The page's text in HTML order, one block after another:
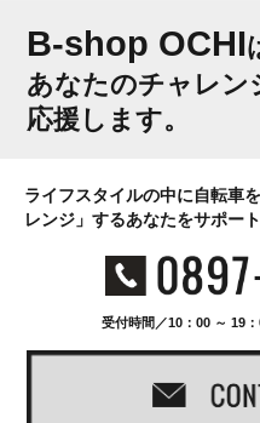
B-shop OCHI
あなたのチャレン
応援します。
ライフスタイルの中に自転車
レンジ」するあなたをサポート
受付時間／10：00 ～ 19